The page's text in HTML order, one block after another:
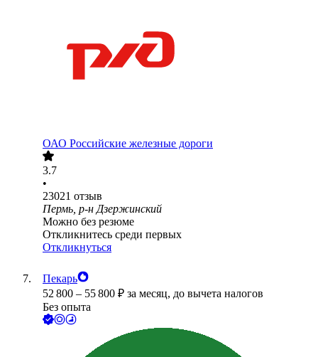
ОАО Российские железные дороги
3.7
•
23021 отзыв
Пермь, р-н Дзержинский
Можно без резюме
Откликнитесь среди первых
Откликнуться
Пекарь
52 800 – 55 800 ₽ за месяц, до вычета налогов
Без опыта